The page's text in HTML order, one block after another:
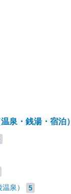
泉・銭湯・宿泊）
泉） 5